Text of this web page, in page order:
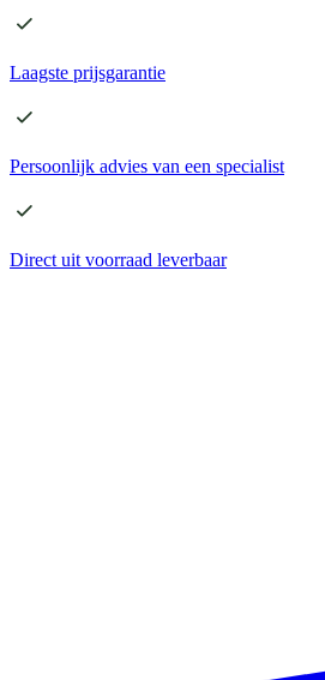
Laagste prijsgarantie
Persoonlijk advies van een specialist
Direct uit voorraad leverbaar